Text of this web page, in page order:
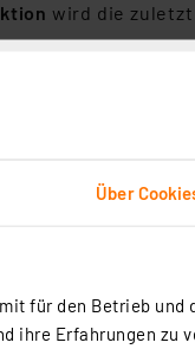
Über
für den Betrieb und
ihre Erfahrungen zu
wird die
berührungslos,
m lange